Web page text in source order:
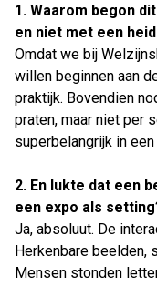
1. Waarom begon
en niet met een
Omdat we bij
willen beginnen aan
praktijk. Bovendien
praten, maar niet per
superbelangrijk in
2. En lukte dat een
een expo als
Ja, absoluut. De
Herkenbare beelden,
Mensen stonden
Welzijnskwartier